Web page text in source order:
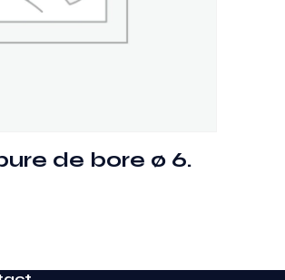
de bore ø 6.